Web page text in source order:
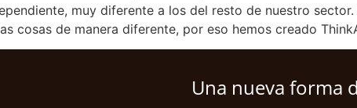
muy diferente a los del resto de nuestro
cosas de manera diferente, por eso hemos creado
Una nueva forma